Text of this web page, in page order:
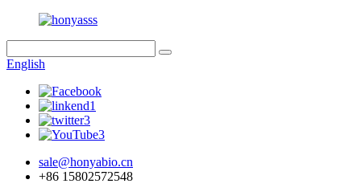
English
sale@honyabio.cn
+86 15802572548